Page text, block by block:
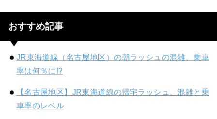
おすすめ記事
JR東海道線（名古屋地区）の朝ラッシュの混雑、乗車
率は何％に!?
【名古屋地区】JR東海道線の帰宅ラッシュ、混雑と乗
車率のレベル